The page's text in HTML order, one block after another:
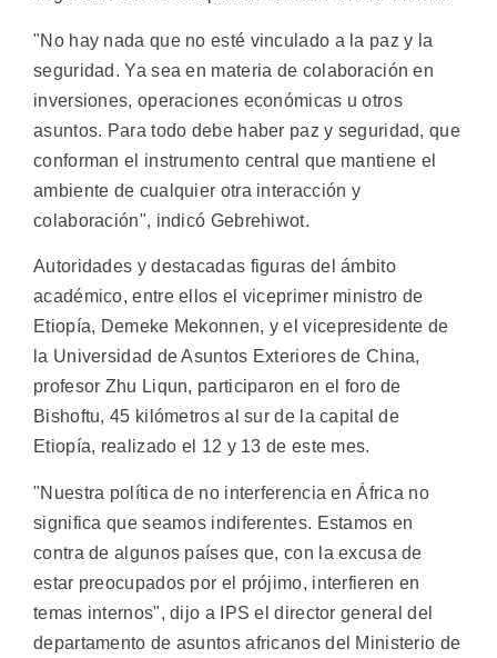
"No hay nada que no esté vinculado a la paz y la
seguridad. Ya sea en materia de colaboración en
inversiones, operaciones económicas u otros
asuntos. Para todo debe haber paz y seguridad, que
conforman el instrumento central que mantiene el
ambiente de cualquier otra interacción y
colaboración", indicó Gebrehiwot.
Autoridades y destacadas figuras del ámbito
académico, entre ellos el viceprimer ministro de
Etiopía, Demeke Mekonnen, y el vicepresidente de
la Universidad de Asuntos Exteriores de China,
profesor Zhu Liqun, participaron en el foro de
Bishoftu, 45 kilómetros al sur de la capital de
Etiopía, realizado el 12 y 13 de este mes.
"Nuestra política de no interferencia en África no
significa que seamos indiferentes. Estamos en
contra de algunos países que, con la excusa de
estar preocupados por el prójimo, interfieren en
temas internos", dijo a IPS el director general del
departamento de asuntos africanos del Ministerio de